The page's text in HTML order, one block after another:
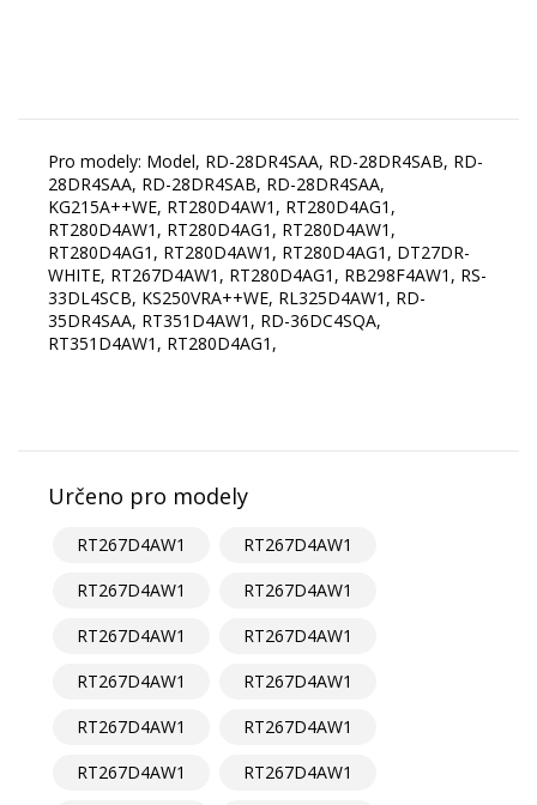
Pro modely: Model, RD-28DR4SAA, RD-28DR4SAB, RD-
28DR4SAA, RD-28DR4SAB, RD-28DR4SAA,
KG215A++WE, RT280D4AW1, RT280D4AG1,
RT280D4AW1, RT280D4AG1, RT280D4AW1,
RT280D4AG1, RT280D4AW1, RT280D4AG1, DT27DR-
WHITE, RT267D4AW1, RT280D4AG1, RB298F4AW1, RS-
33DL4SCB, KS250VRA++WE, RL325D4AW1, RD-
35DR4SAA, RT351D4AW1, RD-36DC4SQA,
RT351D4AW1, RT280D4AG1,
Určeno pro modely
RT267D4AW1
RT267D4AW1
RT267D4AW1
RT267D4AW1
RT267D4AW1
RT267D4AW1
RT267D4AW1
RT267D4AW1
RT267D4AW1
RT267D4AW1
RT267D4AW1
RT267D4AW1